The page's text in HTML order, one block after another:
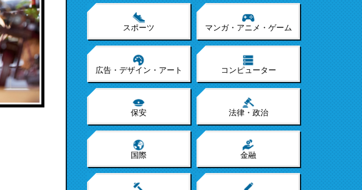
スポーツ マンガ・アニメ・ゲーム
広告・デザイン・アート コンピューター
保安 法律・政治
国際 金融